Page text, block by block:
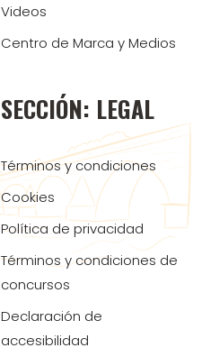
Videos
Centro de Marca y Medios
SECCIÓN: LEGAL
Términos y condiciones
Cookies
Política de privacidad
Términos y condiciones de
concursos
Declaración de
accesibilidad